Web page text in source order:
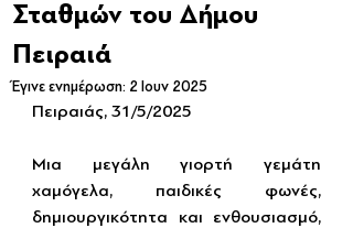
Σταθμών του Δήμου
Πειραιά
Έγινε ενημέρωση: 2 Ιουν 2025
Πειραιάς, 31/5/2025
Μια μεγάλη γιορτή γεμάτη
χαμόγελα, παιδικές φωνές,
δημιουργικότητα και ενθουσιασμό,